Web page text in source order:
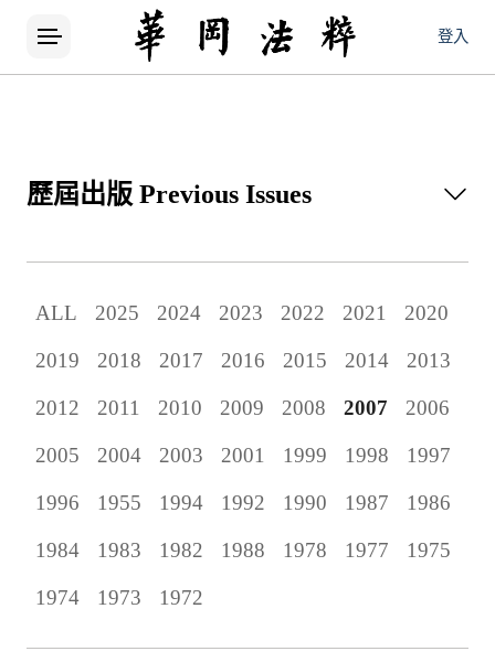
登入
歷屆出版 Previous Issues
當期出版
ALL 2025 2024 2023 2022 2021 2020
2019 2018 2017 2016 2015 2014 2013
2012 2011 2010 2009 2008 2007 2006
2005 2004 2003 2001 1999 1998 1997
1996 1955 1994 1992 1990 1987 1986
1984 1983 1982 1988 1978 1977 1975
1974 1973 1972